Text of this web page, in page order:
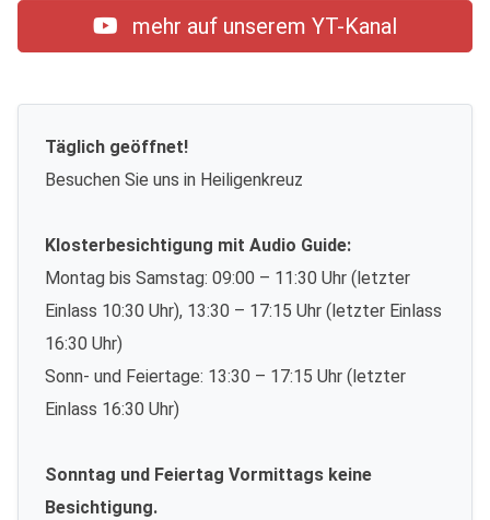
mehr auf unserem YT-Kanal
Täglich geöffnet!
Besuchen Sie uns in Heiligenkreuz
Klosterbesichtigung mit Audio Guide:
Montag bis Samstag: 09:00 – 11:30 Uhr (letzter
Einlass 10:30 Uhr), 13:30 – 17:15 Uhr (letzter Einlass
16:30 Uhr)
Sonn- und Feiertage: 13:30 – 17:15 Uhr (letzter
Einlass 16:30 Uhr)
Sonntag und Feiertag Vormittags keine
Besichtigung.